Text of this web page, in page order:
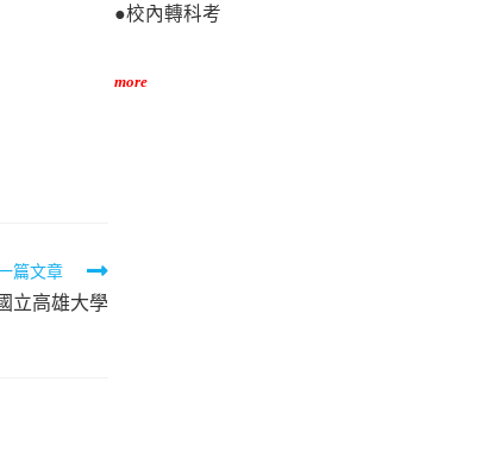
篇文章
立高雄大學
●校內轉科考
more